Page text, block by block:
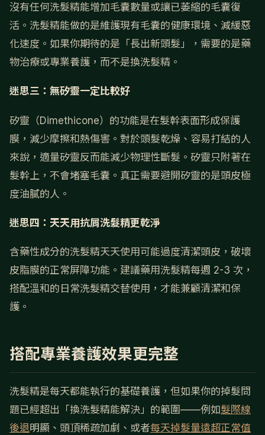
沒有任何洗髮精能增加毛囊數量或讓已萎縮的毛囊復
活。洗髮精能做的是維護現有毛囊的健康環境、減緩惡
化速度。如果你期待的是「長出新頭髮」，需要的是藥
物治療或專業養護，而不是換洗髮精。
迷思三：無矽靈一定比較好
矽靈（Dimethicone）的功能是在髮幹表面形成保護
膜，減少摩擦和熱傷害。對於頭髮乾燥、容易打結的人
來說，適量矽靈反而能減少物理性斷髮。矽靈只附著在
髮幹上，不會堵塞毛囊。真正需要避開矽靈的是頭皮極
度油膩的人。
迷思四：天天用抗屑洗髮精更乾淨
含藥性成分的洗髮精天天使用可能過度清潔頭皮，破壞
皮脂膜的正常屏障功能。建議藥用洗髮精每週 2-3 次，
搭配溫和的日常洗髮精交替使用，才能兼顧清潔和保
護。
搭配專業養護效果更完整
洗髮精是每天都能執行的基礎養護，但如果你的掉髮問
題已經超出「換洗髮精能解決」的範圍——例如髮際線
後退明顯、頭頂稀疏加劇、或者每天掉髮量遠超正常值